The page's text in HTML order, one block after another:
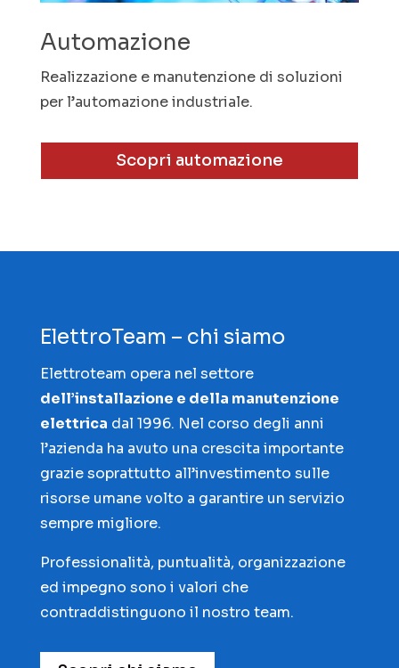
Automazione
Realizzazione e manutenzione di soluzioni
per l’automazione industriale.
Scopri automazione
ElettroTeam – chi siamo
Elettroteam opera nel settore
dell’installazione e della manutenzione
elettrica dal 1996. Nel corso degli anni
l’azienda ha avuto una crescita importante
grazie soprattutto all’investimento sulle
risorse umane volto a garantire un servizio
sempre migliore.
Professionalità, puntualità, organizzazione
ed impegno sono i valori che
contraddistinguono il nostro team.